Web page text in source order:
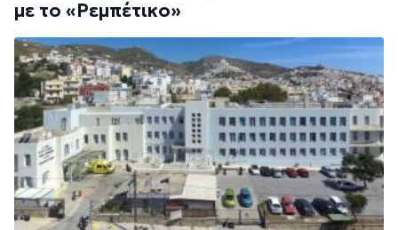
με το «Ρεμπέτικο»